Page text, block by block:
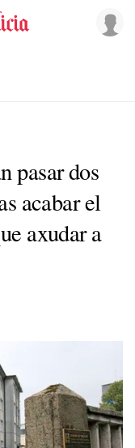
pasar dos
acabar el
axudar a